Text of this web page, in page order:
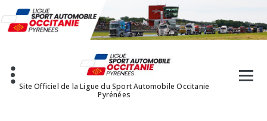
au
contenu
Site Officiel de la Ligue du Sport Automobile Occitanie
Pyrénées